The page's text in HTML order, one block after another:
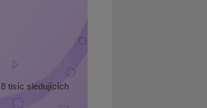
8 tisíc sledujících